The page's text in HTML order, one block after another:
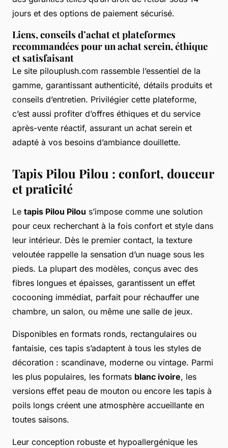
jours et des options de paiement sécurisé.
Liens, conseils d’achat et plateformes
recommandées pour un achat serein, éthique
et satisfaisant
Le site pilouplush.com rassemble l’essentiel de la
gamme, garantissant authenticité, détails produits et
conseils d’entretien. Privilégier cette plateforme,
c’est aussi profiter d’offres éthiques et du service
après-vente réactif, assurant un achat serein et
adapté à vos besoins d’ambiance douillette.
Tapis Pilou Pilou : confort, douceur
et praticité
Le tapis Pilou Pilou s’impose comme une solution
pour ceux recherchant à la fois confort et style dans
leur intérieur. Dès le premier contact, la texture
veloutée rappelle la sensation d’un nuage sous les
pieds. La plupart des modèles, conçus avec des
fibres longues et épaisses, garantissent un effet
cocooning immédiat, parfait pour réchauffer une
chambre, un salon, ou même une salle de jeux.
Disponibles en formats ronds, rectangulaires ou
fantaisie, ces tapis s’adaptent à tous les styles de
décoration : scandinave, moderne ou vintage. Parmi
les plus populaires, les formats blanc ivoire, les
versions effet peau de mouton ou encore les tapis à
poils longs créent une atmosphère accueillante en
toutes saisons.
Leur conception robuste et hypoallergénique les